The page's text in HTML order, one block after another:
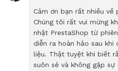
Cảm ơn bạn rất nhiều về
Chúng tôi rất vui mừng
nhật PrestaShop từ
diễn ra hoàn hảo sau
liệu. Thật tuyệt khi biết
suôn sẻ và không gặp sự